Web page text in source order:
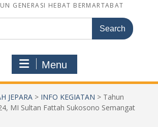
GENERASI HEBAT BERMARTABAT
Menu
JEPARA > INFO KEGIATAN > Tahun
MI Sultan Fattah Sukosono Semangat